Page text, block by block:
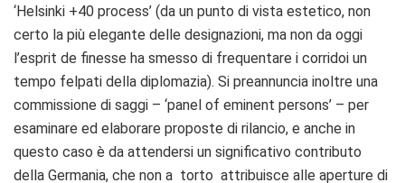
‘Helsinki +40 process’ (da un punto di vista estetico, non
certo la più elegante delle designazioni, ma non da oggi
l’esprit de finesse ha smesso di frequentare i corridoi un
tempo felpati della diplomazia). Si preannuncia inoltre una
commissione di saggi – ‘panel of eminent persons’ – per
esaminare ed elaborare proposte di rilancio, e anche in
questo caso è da attendersi un significativo contributo
della Germania, che non a torto attribuisce alle aperture di